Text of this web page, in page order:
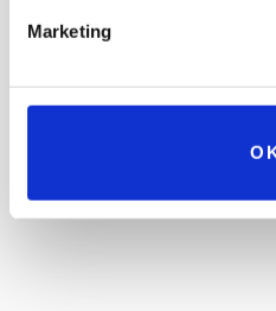
Marketing
Influencer,
Event, Toyota